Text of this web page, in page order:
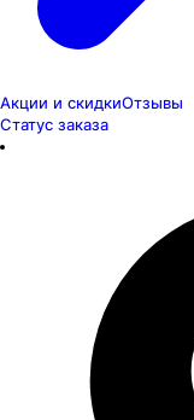
Акции и скидкиОтзывы
Статус заказа